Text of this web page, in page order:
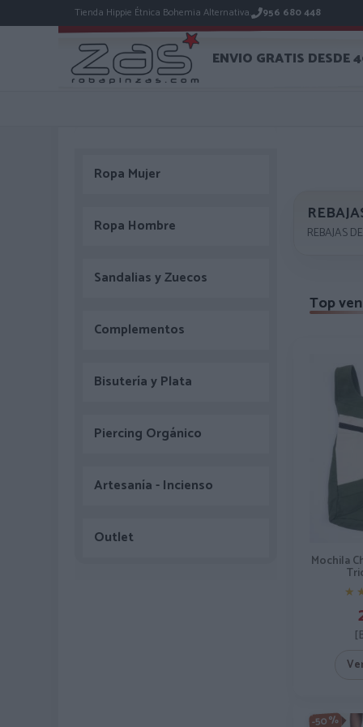
Tienda Hippie Étnica Bohemia Alternativa. 956 680 448
ENVIO GRATIS DESDE
Ropa Mujer
Ropa Hombre
Sandalias y Zuecos
Complementos
Bisutería y Plata
Piercing Orgánico
Artesanía - Incienso
Outlet
REBAJAS
Top
Mochila
-50%